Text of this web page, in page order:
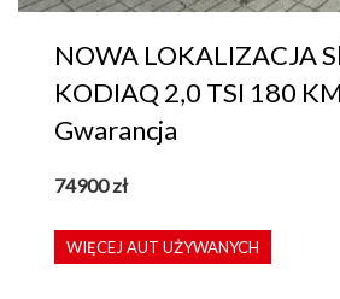
NOWA LOKALIZACJA
KODIAQ 2,0 TSI 180
Gwarancja
74900zł
WIĘCEJ AUT UŻYWANYCH